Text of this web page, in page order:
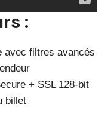
:
avec filtres avancés
+ SSL 128-bit
billet